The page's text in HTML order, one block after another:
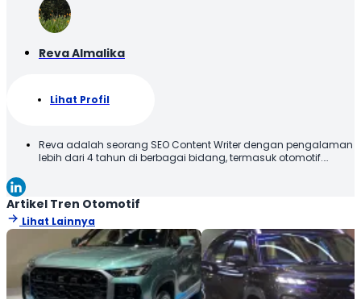
Reva Almalika
Lihat Profil
Reva adalah seorang SEO Content Writer dengan pengalaman
lebih dari 4 tahun di berbagai bidang, termasuk otomotif.
informatif, menarik, dan mudah dipahami oleh pembaca.
Artikel Tren Otomotif
Lihat Lainnya